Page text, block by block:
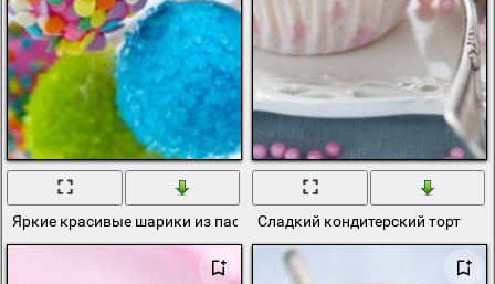
Яркие красивые шарики из пастилыСладкий кондитерский торт